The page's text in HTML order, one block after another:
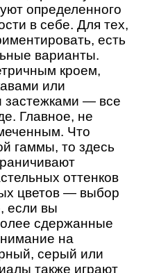
определенного
в себе. Для тех,
есть
варианты.
кроем,
или
застежками — все
Главное, не
Что
гаммы, то здесь
оттенков
цветов — выбор
если вы
сдержанные
на
серый или
также играют